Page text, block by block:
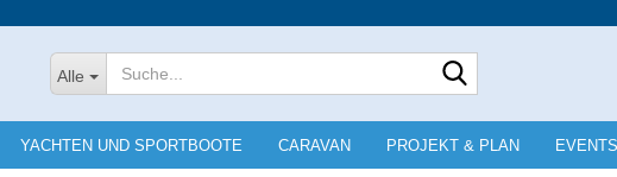
Lieferland
Alle
YACHTEN UND SPORTBOOTE CARAVAN PROJEKT & PLAN